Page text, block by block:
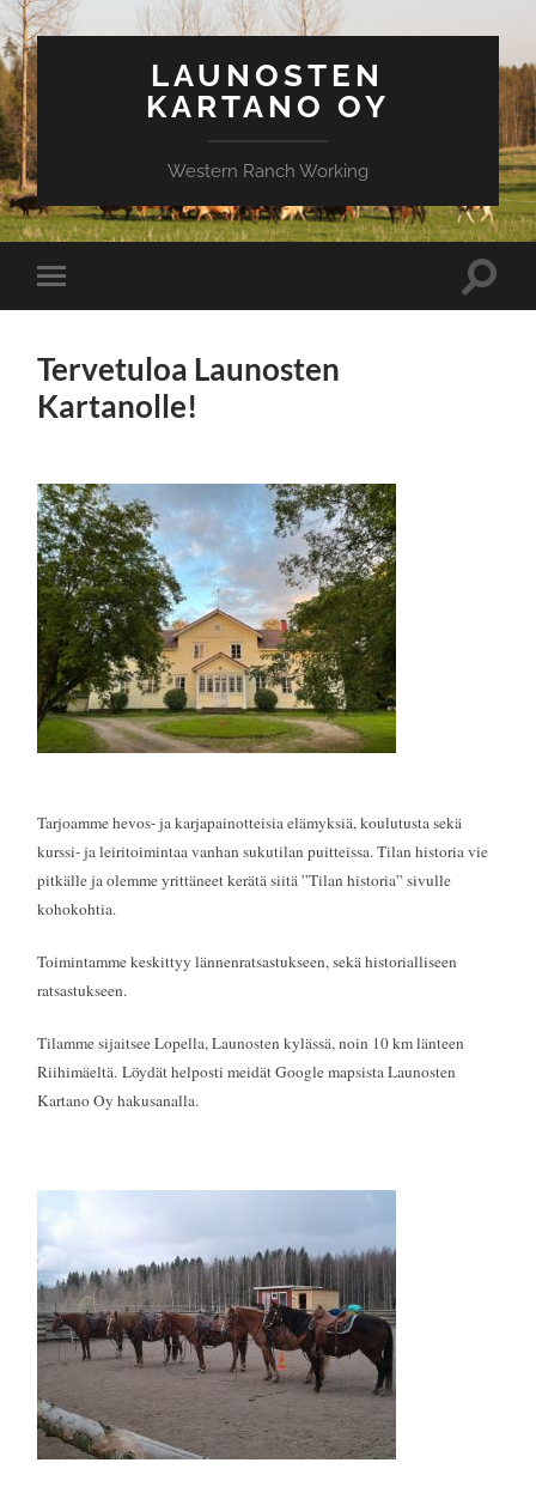
LAUNOSTEN
KARTANO OY
Western Ranch Working
Toggle
mobile
Toggle
Tervetuloa Launosten
Kartanolle!
Tarjoamme hevos- ja karjapainotteisia elämyksiä, koulutusta sekä
kurssi- ja leiritoimintaa vanhan sukutilan puitteissa. Tilan historia vie
pitkälle ja olemme yrittäneet kerätä siitä ”Tilan historia” sivulle
kohokohtia.
Toimintamme keskittyy lännenratsastukseen, sekä historialliseen
ratsastukseen.
Tilamme sijaitsee Lopella, Launosten kylässä, noin 10 km länteen
Riihimäeltä. Löydät helposti meidät Google mapsista Launosten
Kartano Oy hakusanalla.